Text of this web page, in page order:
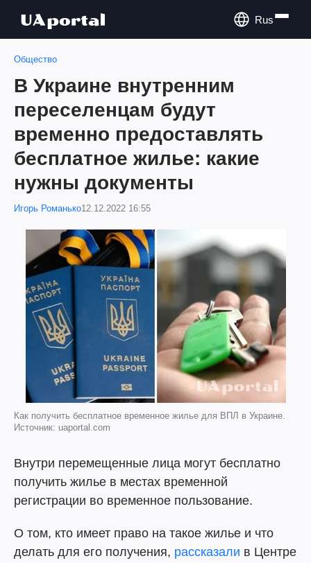
Rus
Общество
В Украине внутренним
переселенцам будут
временно предоставлять
бесплатное жилье: какие
нужны документы
Игорь Романько12.12.2022 16:55
Как получить бесплатное временное жилье для ВПЛ в Украине.
Источник: uaportal.com
Внутри перемещенные лица могут бесплатно
получить жилье в местах временной
регистрации во временное пользование.
О том, кто имеет право на такое жилье и что
делать для его получения, рассказали в Центре